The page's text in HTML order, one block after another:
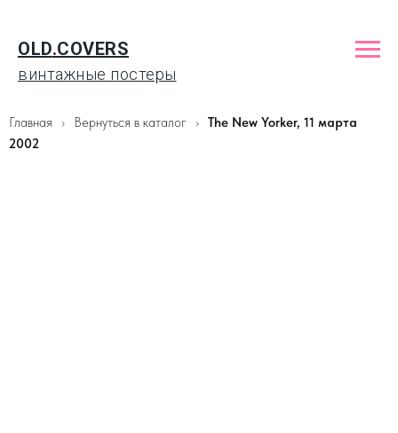
OLD.COVERS
винтажные постеры
Главная Вернуться в каталог
The New Yorker, 11 марта
2002